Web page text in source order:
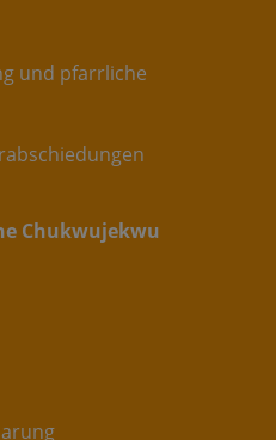
und pfarrliche
Chukwujekwu